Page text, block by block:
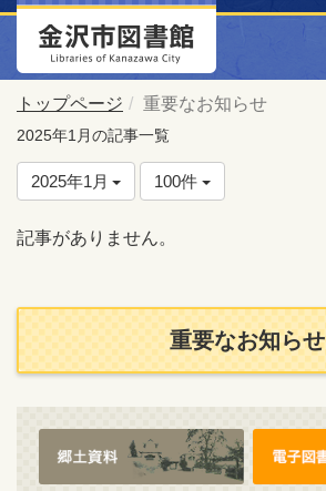
トップページ 重要なお知らせ
2025年1月の記事一覧
2025年1月 100件
記事がありません。
重要なお知らせ